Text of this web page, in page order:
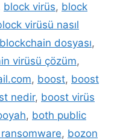
block virüs, block
virüsü nasıl
blockchain dosyası,
virüsü çözüm,
, boost, boost
nedir, boost virüs
, both public
, bozon